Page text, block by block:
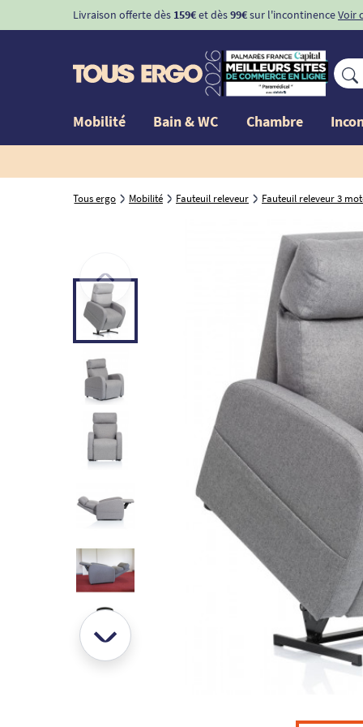
Livraison offerte dès 159€et dès99€sur l'incontinenceVoir
Mobilité Bain & WC Chambre
Tous ergo Mobilité Fauteuil releveur Fauteuil releveur 3